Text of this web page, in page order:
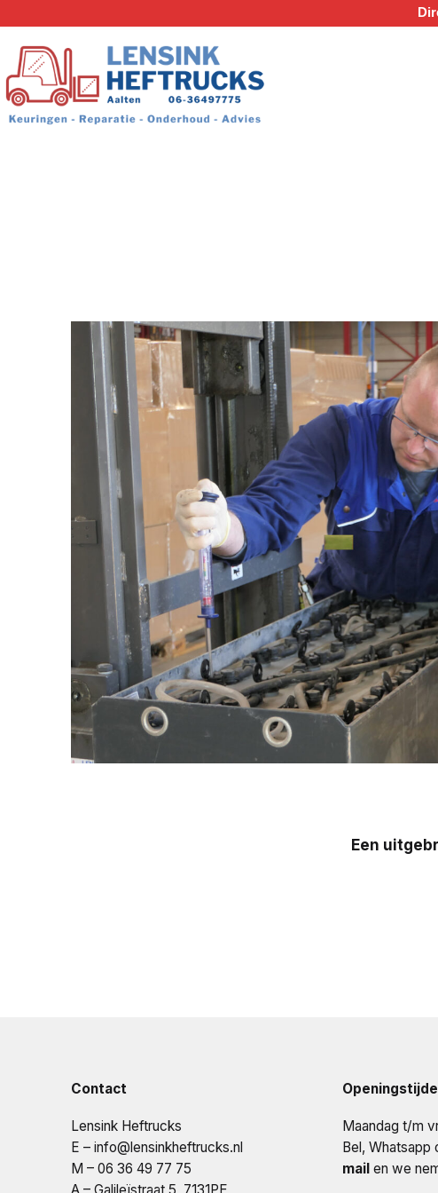
naar
de
inhoud
Een
Contact
Lensink Heftrucks
E – info@lensinkheftrucks.nl
M – 06 36 49 77 75
Maandag t/m
Bel, Whatsapp
mail en we